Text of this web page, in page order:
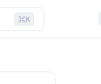
⌘K